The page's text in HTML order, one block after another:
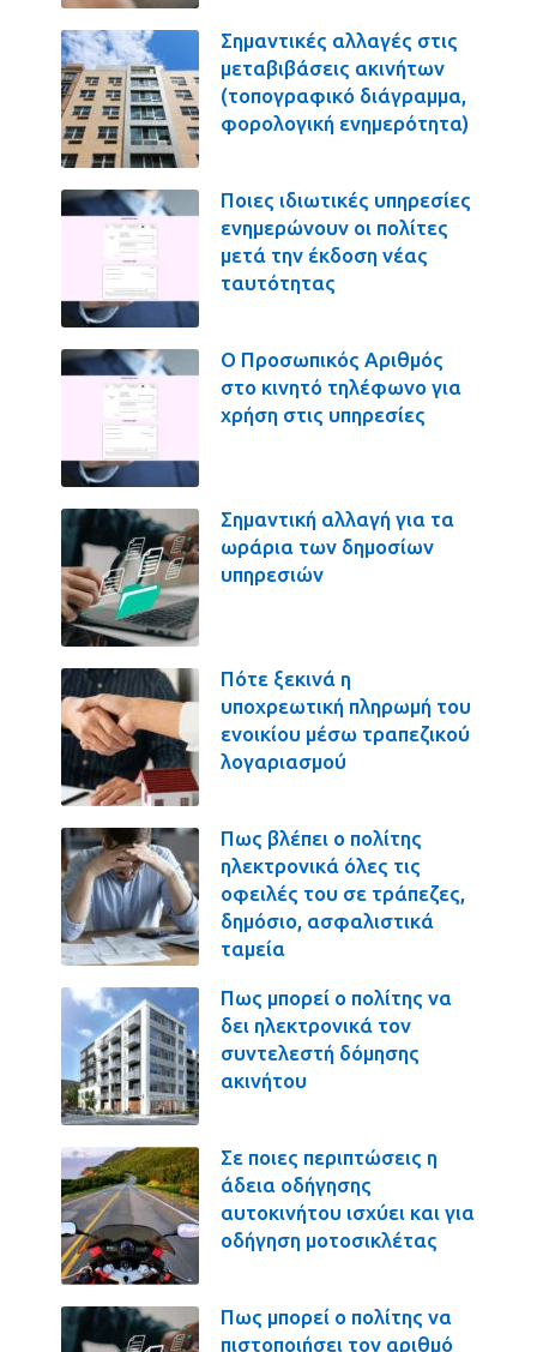
Σημαντικές αλλαγές στις
μεταβιβάσεις ακινήτων
(τοπογραφικό διάγραμμα,
φορολογική ενημερότητα)
Ποιες ιδιωτικές υπηρεσίες
ενημερώνουν οι πολίτες
μετά την έκδοση νέας
ταυτότητας
Ο Προσωπικός Αριθμός
στο κινητό τηλέφωνο για
χρήση στις υπηρεσίες
Σημαντική αλλαγή για τα
ωράρια των δημοσίων
υπηρεσιών
Πότε ξεκινά η
υποχρεωτική πληρωμή του
ενοικίου μέσω τραπεζικού
λογαριασμού
Πως βλέπει ο πολίτης
ηλεκτρονικά όλες τις
οφειλές του σε τράπεζες,
δημόσιο, ασφαλιστικά
ταμεία
Πως μπορεί ο πολίτης να
δει ηλεκτρονικά τον
συντελεστή δόμησης
ακινήτου
Σε ποιες περιπτώσεις η
άδεια οδήγησης
αυτοκινήτου ισχύει και για
οδήγηση μοτοσικλέτας
Πως μπορεί ο πολίτης να
πιστοποιήσει τον αριθμό